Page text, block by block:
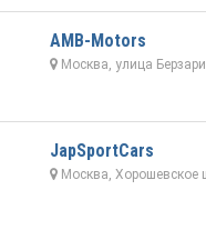
AMB-Motors
Москва, улица
JapSportCars
Москва, Хорошевское